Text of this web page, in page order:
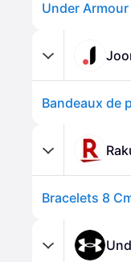
Under
Bandeaux de